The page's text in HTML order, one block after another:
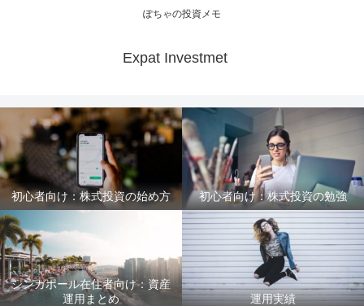
ぽちゃの投資メモ
Expat Investmet
初心者向け：株式投資の始め方 初心者向け：株式投資の勉強
シンガポール在住者向け：資産
運用まとめ
運用実績